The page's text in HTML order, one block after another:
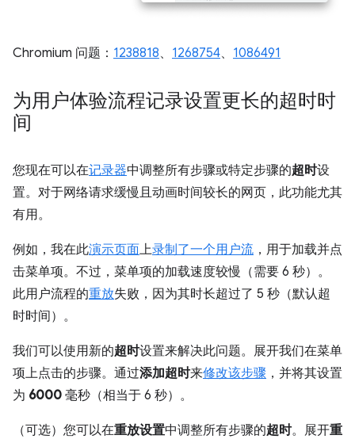
Chromium 问题： 1238818、 1268754、 1086491
为用户体验流程记录设置更长的超时时
间
您现在可以在记录器中调整所有步骤或特定步骤的超时设
置。对于网络请求缓慢且动画时间较长的网页，此功能尤其
有用。
例如，我在此演示页面上录制了一个用户流 ，用于加载并点
击菜单项。不过，菜单项的加载速度较慢（需要 6 秒）。
此用户流程的重放失败，因为其时长超过了 5 秒（默认超
时时间）。
我们可以使用新的超时设置来解决此问题。展开我们在菜单
项上点击的步骤。通过添加超时来修改该步骤 ，并将其设置
为 6000 毫秒（相当于 6 秒）。
（可选）您可以在重放设置中调整所有步骤的超时。展开重